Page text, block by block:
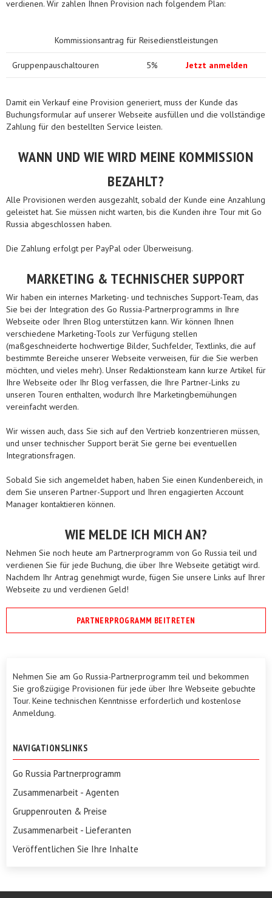
verdienen. Wir zahlen Ihnen Provision nach folgendem Plan:
Kommissionsantrag für Reisedienstleistungen
Gruppenpauschaltouren 5% Jetzt anmelden
Damit ein Verkauf eine Provision generiert, muss der Kunde das
Buchungsformular auf unserer Webseite ausfüllen und die vollständige
Zahlung für den bestellten Service leisten.
WANN UND WIE WIRD MEINE KOMMISSION
BEZAHLT?
Alle Provisionen werden ausgezahlt, sobald der Kunde eine Anzahlung
geleistet hat. Sie müssen nicht warten, bis die Kunden ihre Tour mit Go
Russia abgeschlossen haben.
Die Zahlung erfolgt per PayPal oder Überweisung.
MARKETING & TECHNISCHER SUPPORT
Wir haben ein internes Marketing- und technisches Support-Team, das
Sie bei der Integration des Go Russia-Partnerprogramms in Ihre
Webseite oder Ihren Blog unterstützen kann. Wir können Ihnen
verschiedene Marketing-Tools zur Verfügung stellen
(maßgeschneiderte hochwertige Bilder, Suchfelder, Textlinks, die auf
bestimmte Bereiche unserer Webseite verweisen, für die Sie werben
möchten, und vieles mehr). Unser Redaktionsteam kann kurze Artikel für
Ihre Webseite oder Ihr Blog verfassen, die Ihre Partner-Links zu
unseren Touren enthalten, wodurch Ihre Marketingbemühungen
vereinfacht werden.
Wir wissen auch, dass Sie sich auf den Vertrieb konzentrieren müssen,
und unser technischer Support berät Sie gerne bei eventuellen
Integrationsfragen.
Sobald Sie sich angemeldet haben, haben Sie einen Kundenbereich, in
dem Sie unseren Partner-Support und Ihren engagierten Account
Manager kontaktieren können.
WIE MELDE ICH MICH AN?
Nehmen Sie noch heute am Partnerprogramm von Go Russia teil und
verdienen Sie für jede Buchung, die über Ihre Webseite getätigt wird.
Nachdem Ihr Antrag genehmigt wurde, fügen Sie unsere Links auf Ihrer
Webseite zu und verdienen Geld!
PARTNERPROGRAMM BEITRETEN
Nehmen Sie am Go Russia-Partnerprogramm teil und bekommen
Sie großzügige Provisionen für jede über Ihre Webseite gebuchte
Tour. Keine technischen Kenntnisse erforderlich und kostenlose
Anmeldung.
NAVIGATIONSLINKS
Go Russia Partnerprogramm
Zusammenarbeit - Agenten
Gruppenrouten & Preise
Zusammenarbeit - Lieferanten
Veröffentlichen Sie Ihre Inhalte